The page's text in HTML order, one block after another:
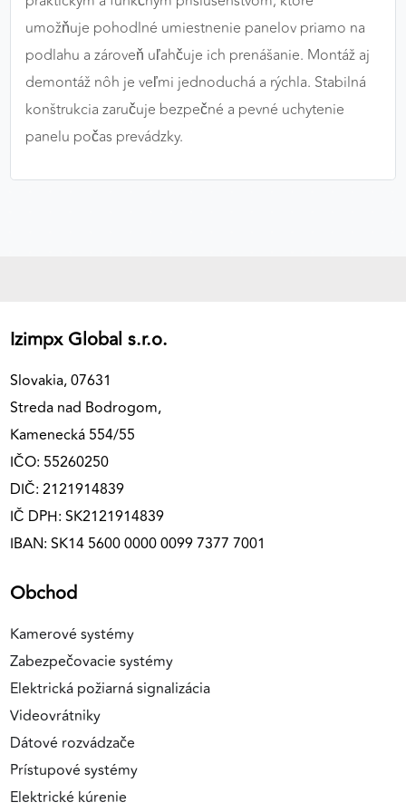
umožňuje pohodlné umiestnenie panelov priamo na
podlahu a zároveň uľahčuje ich prenášanie. Montáž aj
demontáž nôh je veľmi jednoduchá a rýchla. Stabilná
konštrukcia zaručuje bezpečné a pevné uchytenie
panelu počas prevádzky.
Izimpx Global s.r.o.
Slovakia, 07631
Streda nad Bodrogom,
Kamenecká 554/55
IČO: 55260250
DIČ: 2121914839
IČ DPH: SK2121914839
IBAN: SK14 5600 0000 0099 7377 7001
Obchod
Kamerové systémy
Zabezpečovacie systémy
Elektrická požiarná signalizácia
Videovrátniky
Dátové rozvádzače
Prístupové systémy
Elektrické kúrenie
Google Analytics
Google Ads